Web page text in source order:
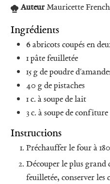
AuteurMauricette
Ingrédients
6abricots coupés en
1pâte feuilletée
15gde poudre
40 gde pistaches
1c. à soupede lait
3c. à soupede confiture
Instructions
Préchauffer le four à
Découper le plus grand
feuilletée, conserver les